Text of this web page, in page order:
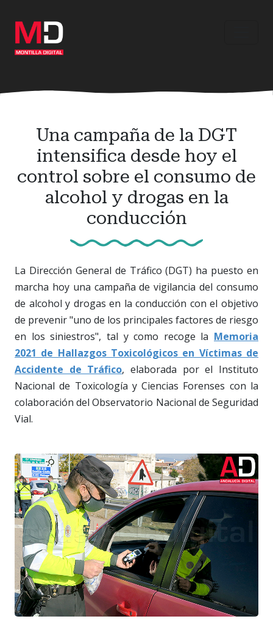
contenido
principal
Una campaña de la DGT
intensifica desde hoy el
control sobre el consumo de
alcohol y drogas en la
conducción
La Dirección General de Tráfico (DGT) ha puesto en
marcha hoy una campaña de vigilancia del consumo
de alcohol y drogas en la conducción con el objetivo
de prevenir "uno de los principales factores de riesgo
en los siniestros", tal y como recoge la Memoria
2021 de Hallazgos Toxicológicos en Víctimas de
Accidente de Tráfico, elaborada por el Instituto
Nacional de Toxicología y Ciencias Forenses con la
colaboración del Observatorio Nacional de Seguridad
Vial.